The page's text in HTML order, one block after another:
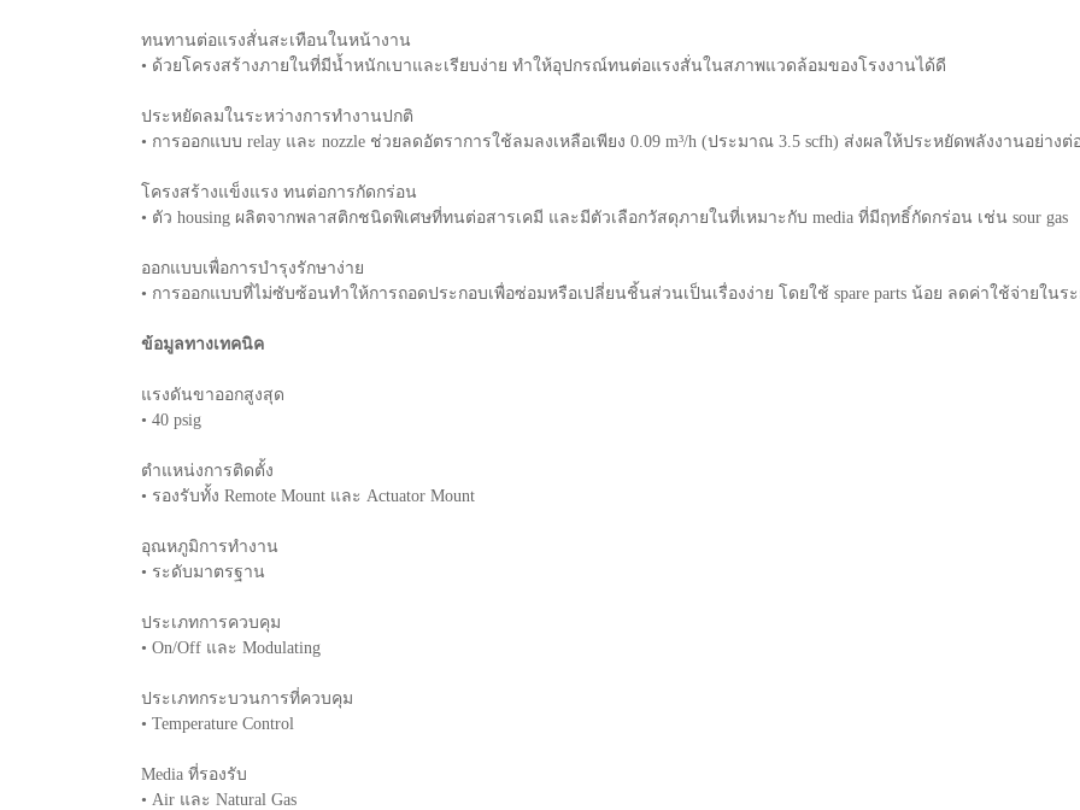
ทนทานต่อแรงสั่นสะเทือนในหน้างาน
• ด้วยโครงสร้างภายในที่มีน้ำหนักเบาและเรียบง่าย ทำให้อุปกรณ์ทนต่อแรงสั่นในสภาพแวดล้อมของโรงงานได้ดี
ประหยัดลมในระหว่างการทำงานปกติ
• การออกแบบ relay และ nozzle ช่วยลดอัตราการใช้ลมลงเหลือเพียง 0.09 m³/h (ประมาณ 3.5 scfh) ส่งผลให้ประหยัดพลังงานอย่างต่
โครงสร้างแข็งแรง ทนต่อการกัดกร่อน
• ตัว housing ผลิตจากพลาสติกชนิดพิเศษที่ทนต่อสารเคมี และมีตัวเลือกวัสดุภายในที่เหมาะกับ media ที่มีฤทธิ์กัดกร่อน เช่น sour gas
ออกแบบเพื่อการบำรุงรักษาง่าย
• การออกแบบที่ไม่ซับซ้อนทำให้การถอดประกอบเพื่อซ่อมหรือเปลี่ยนชิ้นส่วนเป็นเรื่องง่าย โดยใช้ spare parts น้อย ลดค่าใช้จ่ายในร
ข้อมูลทางเทคนิค
แรงดันขาออกสูงสุด
• 40 psig
ตำแหน่งการติดตั้ง
• รองรับทั้ง Remote Mount และ Actuator Mount
อุณหภูมิการทำงาน
• ระดับมาตรฐาน
ประเภทการควบคุม
• On/Off และ Modulating
ประเภทกระบวนการที่ควบคุม
• Temperature Control
Media ที่รองรับ
• Air และ Natural Gas